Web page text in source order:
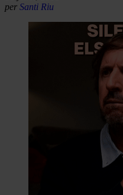
per Santi Riu